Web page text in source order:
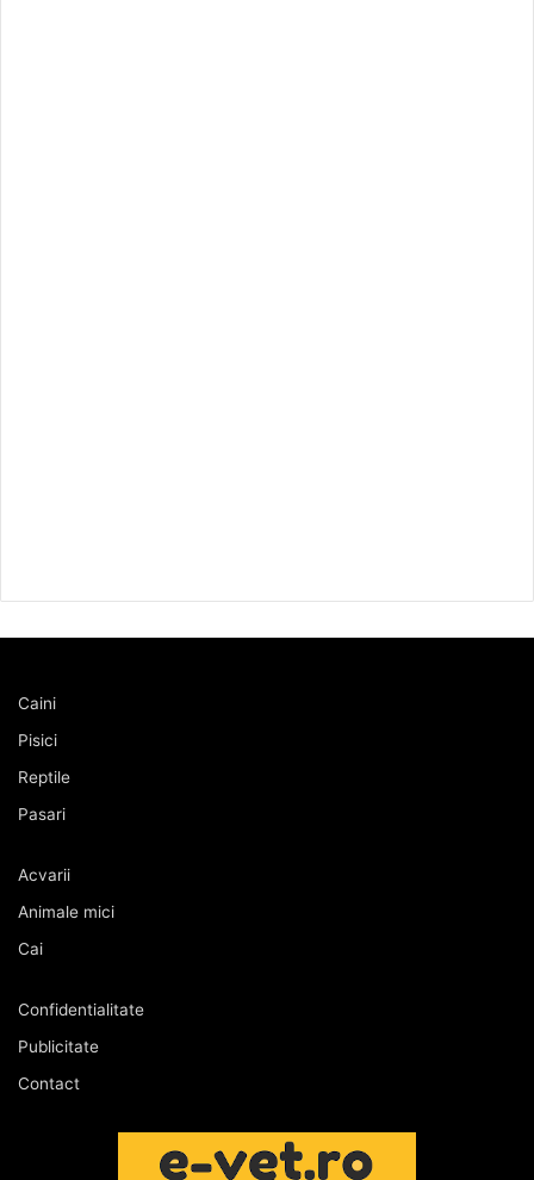
Caini
Pisici
Reptile
Pasari
Acvarii
Animale mici
Cai
Confidentialitate
Publicitate
Contact